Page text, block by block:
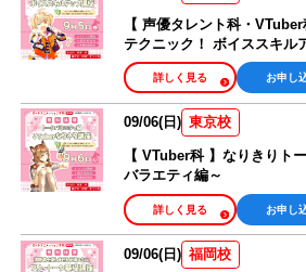
【 声優タレント科・
テクニック！ ボイススキル
お申し
詳しく見る
09/06(日) 東京校
【 VTuber科 】なりきりト
バラエティ編～
お申し
詳しく見る
09/06(日) 福岡校